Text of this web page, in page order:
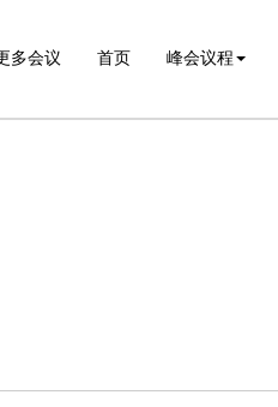
多会议 首页 峰会议程